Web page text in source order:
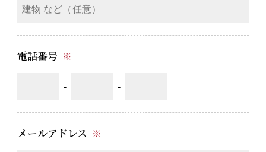
電話番号 ※
- -
メールアドレス ※